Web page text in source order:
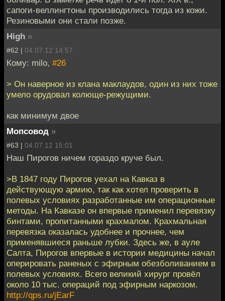
сапоги-веллингтоны производились тогда из кожи.
Резиновыми они стали позже.
High »
#62 | 04.07.12 14:57
Кому: milo, #26
> Он наверное из клана маклаудов, один из них тоже
умело орудовал колюще-режущими.
как минимум двое
Мопсовод »
#63 | 04.07.12 15:01
Наш Пирогов ничем гораздо круче был.
>В 1847 году Пирогов уехал на Кавказ в
действующую армию, так как хотел проверить в
полевых условиях разработанные им операционные
методы. На Кавказе он впервые применил перевязку
бинтами, пропитанными крахмалом. Крахмальная
перевязка оказалась удобнее и прочнее, чем
применявшиеся раньше лубки. Здесь же, в ауле
Салта, Пирогов впервые в истории медицины начал
оперировать раненых с эфирным обезболиванием в
полевых условиях. Всего великий хирург провёл
около 10 тыс. операций под эфирным наркозом.
http://qps.ru/jEarF